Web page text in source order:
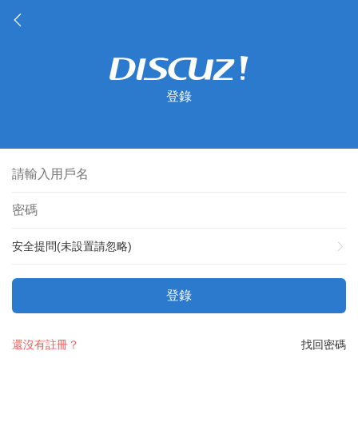
登錄
安全提問(未設置請忽略)
登錄
找回密碼
還沒有註冊？